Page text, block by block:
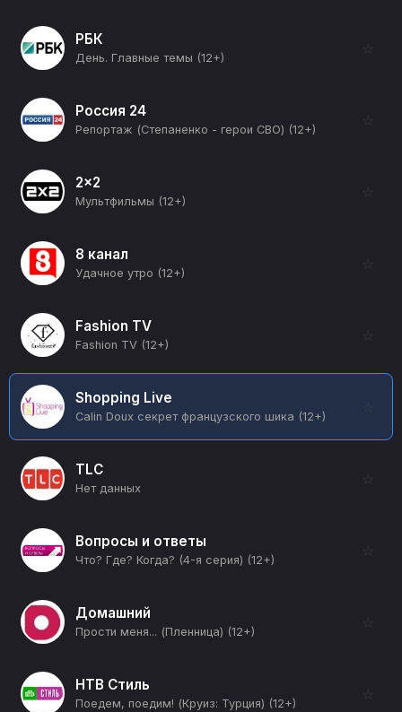
РБК
День. Главные темы (12+)
☆
Россия 24
Репортаж (Степаненко - герои СВО) (12+)
☆
2x2
Мультфильмы (12+)
☆
8 канал
Удачное утро (12+)
☆
Fashion TV
Fashion TV (12+)
☆
Shopping Live
Calin Doux секрет французского шика (12+)
TLC
Нет данных
☆
Вопросы и ответы
Что? Где? Когда? (4-я серия) (12+)
☆
Домашний
Прости меня... (Пленница) (12+)
☆
НТВ Стиль
Поедем, поедим! (Круиз: Турция) (12+)
☆